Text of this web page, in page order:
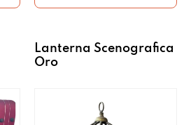
Lanterna Scenografica
Oro